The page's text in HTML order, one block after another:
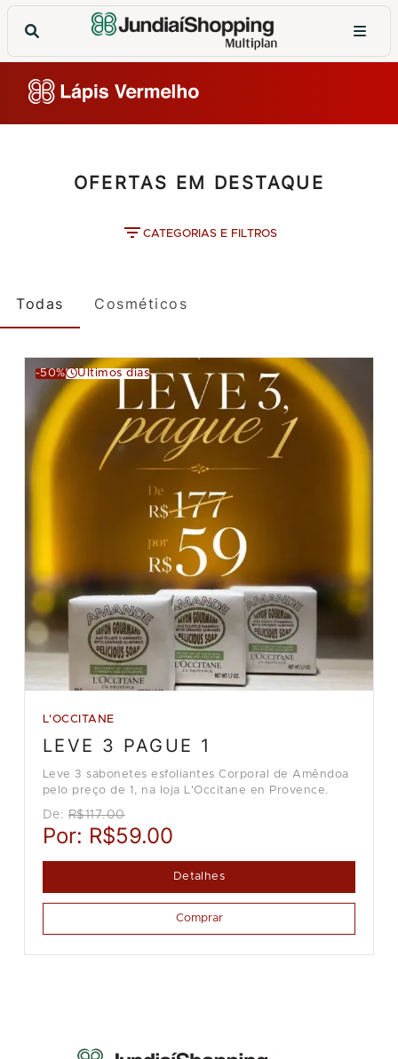
OFERTAS EM DESTAQUE
CATEGORIAS E FILTROS
Todas Cosméticos
-50% Últimos dias
L'OCCITANE
LEVE 3 PAGUE 1
Leve 3 sabonetes esfoliantes Corporal de Amêndoa
pelo preço de 1, na loja L'Occitane en Provence.
De: R$117.00
Por: R$59.00
Detalhes
Comprar